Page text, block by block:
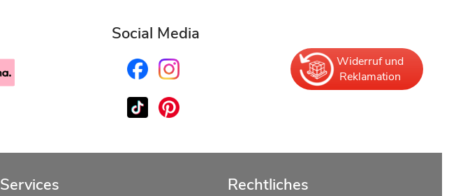
Social Media
Widerruf und
Reklamation
Services Rechtliches